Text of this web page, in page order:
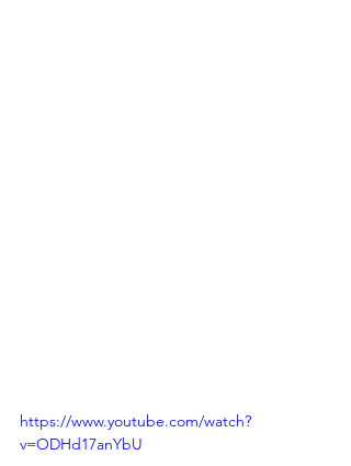
https://www.youtube.com/watch?
v=ODHd17anYbU